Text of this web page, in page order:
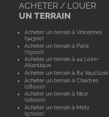
ACHETER / LOUER
UN TERRAIN
Acheter un terrain à Vincennes
(94300)
Acheter un terrain à Paris
(75020)
Acheter un terrain à 44 Loire-
Atlantique
Acheter un terrain à 84 Vaucluse
Acheter un terrain à Chartres
(28000)
Acheter un terrain à Nice
(06000)
Acheter un terrain à Metz
(57000)